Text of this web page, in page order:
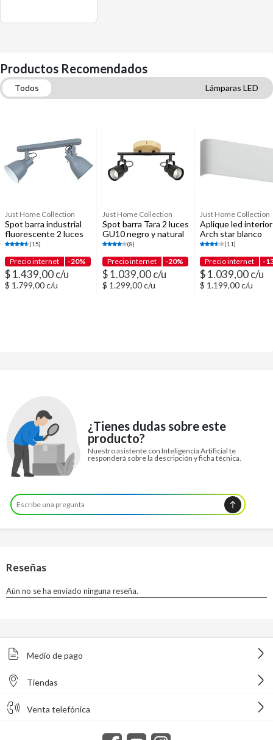
Productos Recomendados
Todos
Lámparas LED
Just Home Collection
Spot barra industrial
fluorescente 2 luces
30 W gris plata
(15)
Precio internet -20%
$ 1.439,00 c/u
$ 1.799,00 c/u
Just Home Collection
Spot barra Tara 2 luces
GU10 negro y natural
(8)
Precio internet -20%
$ 1.039,00 c/u
$ 1.299,00 c/u
Just Home Collection
Aplique led interior
Arch star blanco
(11)
Precio internet -
$ 1.039,00 c/u
$ 1.199,00 c/u
¿Tienes dudas sobre este
producto?
Nuestro asistente con Inteligencia Artificial te
responderá sobre la descripción y ficha técnica.
Medio de pago
Tiendas
Venta telefónica